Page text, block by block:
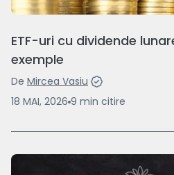
ETF-uri cu dividende
exemple
De Mircea Vasiu
18 MAI, 2026 9 min citire